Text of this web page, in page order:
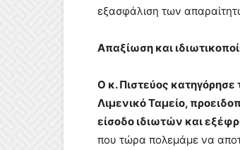
εξασφάλιση των
Απαξίωση και
Ο κ. Πιστεύος κατηγόρησε
Λιμενικό Ταμείο,
είσοδο ιδιωτών και
που τώρα πολεμάμε να